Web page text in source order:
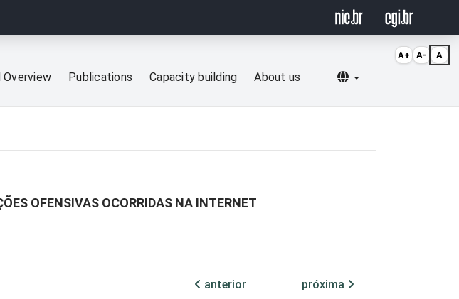
Publications Capacity building About us Selecionar idioma
OFENSIVAS OCORRIDAS NA INTERNET
anterior
próxima
A+ A- A